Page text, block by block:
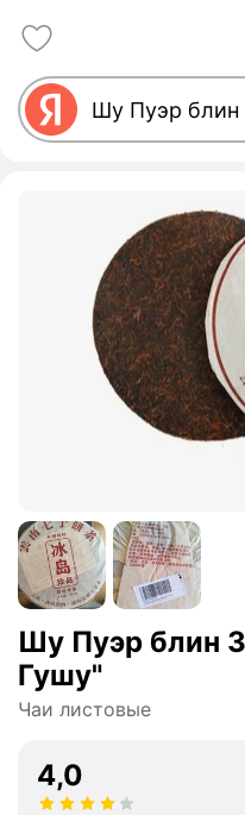
Шу Пуэр блин
Гушу"
Чаи листовые
4,0